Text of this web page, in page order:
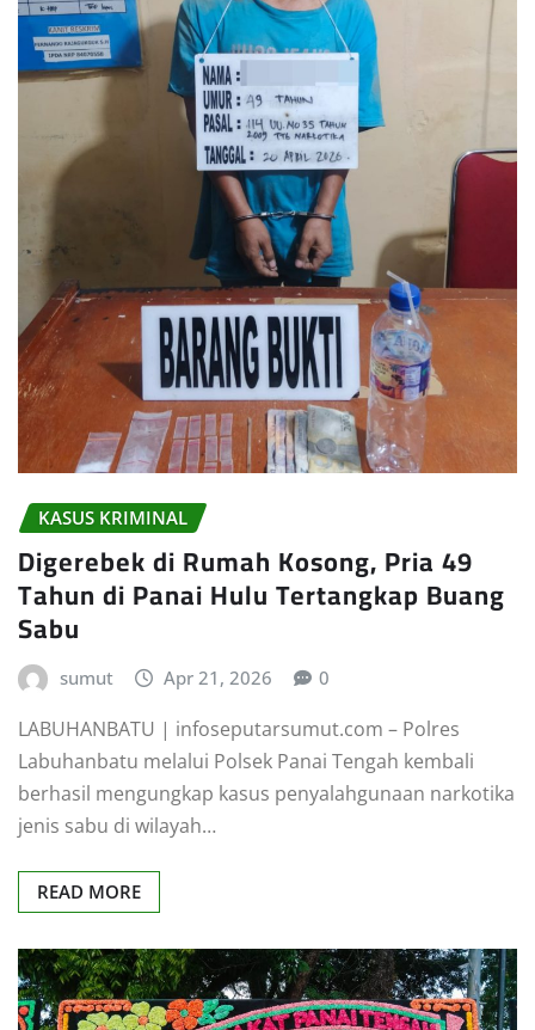
KASUS KRIMINAL
Digerebek di Rumah Kosong, Pria 49
Tahun di Panai Hulu Tertangkap Buang
Sabu
sumut Apr 21, 2026 0
LABUHANBATU | infoseputarsumut.com – Polres
Labuhanbatu melalui Polsek Panai Tengah kembali
berhasil mengungkap kasus penyalahgunaan narkotika
jenis sabu di wilayah…
READ MORE